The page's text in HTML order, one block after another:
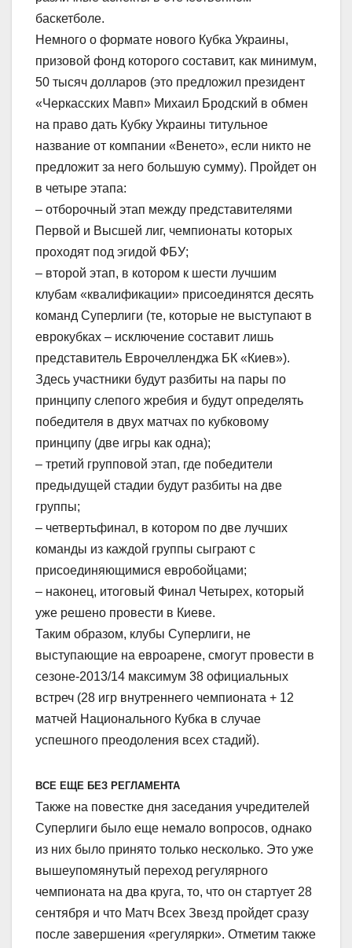
баскетболе.
Немного о формате нового Кубка Украины,
призовой фонд которого составит, как минимум,
50 тысяч долларов (это предложил президент
«Черкасских Мавп» Михаил Бродский в обмен
на право дать Кубку Украины титульное
название от компании «Венето», если никто не
предложит за него большую сумму). Пройдет он
в четыре этапа:
– отборочный этап между представителями
Первой и Высшей лиг, чемпионаты которых
проходят под эгидой ФБУ;
– второй этап, в котором к шести лучшим
клубам «квалификации» присоединятся десять
команд Суперлиги (те, которые не выступают в
еврокубках – исключение составит лишь
представитель Еврочелленджа БК «Киев»).
Здесь участники будут разбиты на пары по
принципу слепого жребия и будут определять
победителя в двух матчах по кубковому
принципу (две игры как одна);
– третий групповой этап, где победители
предыдущей стадии будут разбиты на две
группы;
– четвертьфинал, в котором по две лучших
команды из каждой группы сыграют с
присоединяющимися евробойцами;
– наконец, итоговый Финал Четырех, который
уже решено провести в Киеве.
Таким образом, клубы Суперлиги, не
выступающие на евроарене, смогут провести в
сезоне-2013/14 максимум 38 официальных
встреч (28 игр внутреннего чемпионата + 12
матчей Национального Кубка в случае
успешного преодоления всех стадий).
ВСЕ ЕЩЕ БЕЗ РЕГЛАМЕНТА
Также на повестке дня заседания учредителей
Суперлиги было еще немало вопросов, однако
из них было принято только несколько. Это уже
вышеупомянутый переход регулярного
чемпионата на два круга, то, что он стартует 28
сентября и что Матч Всех Звезд пройдет сразу
после завершения «регулярки». Отметим также